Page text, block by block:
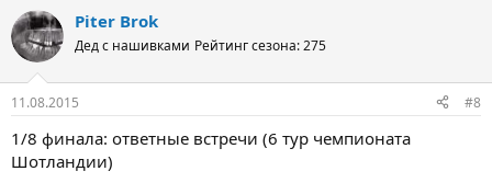
Piter Brok
Дед с нашивками Рейтинг сезона: 275
11.08.2015 #8
1/8 финала: ответные встречи (6 тур чемпионата
Шотландии)